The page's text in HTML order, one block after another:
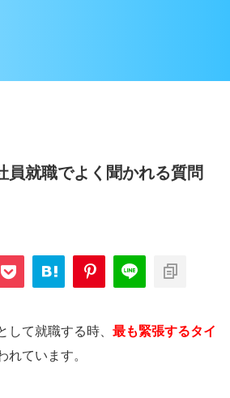
員就職でよく聞かれる質問
して就職する時、 最も緊張するタイ
れています。